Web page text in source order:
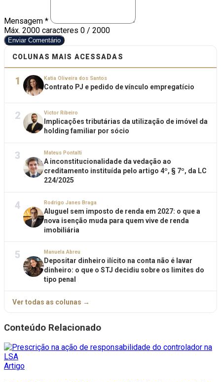
Mensagem *
Máx. 2000 caracteres 0 / 2000
Enviar Comentário
COLUNAS MAIS ACESSADAS
1 Katia Oliveira dos Santos
Contrato PJ e pedido de vínculo empregatício
2 Victor Ribeiro
Implicações tributárias da utilização de imóvel da
holding familiar por sócio
3 Mateus Pontalti
A inconstitucionalidade da vedação ao
creditamento instituída pelo artigo 4º, § 7º, da LC
224/2025
4 Rodrigo Janes Braga
Aluguel sem imposto de renda em 2027: o que a
nova isenção muda para quem vive de renda
imobiliária
5 Manuela Abreu
Depositar dinheiro ilícito na conta não é lavar
dinheiro: o que o STJ decidiu sobre os limites do
tipo penal
Ver todas as colunas →
Conteúdo Relacionado
Artigo